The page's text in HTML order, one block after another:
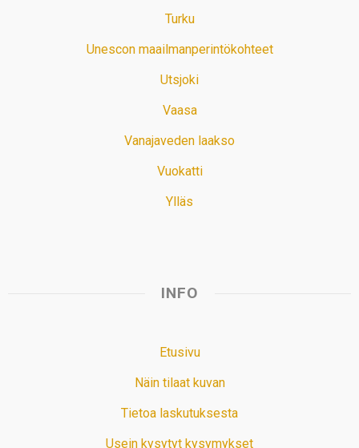
Turku
Unescon maailmanperintökohteet
Utsjoki
Vaasa
Vanajaveden laakso
Vuokatti
Ylläs
INFO
Etusivu
Näin tilaat kuvan
Tietoa laskutuksesta
Usein kysytyt kysymykset